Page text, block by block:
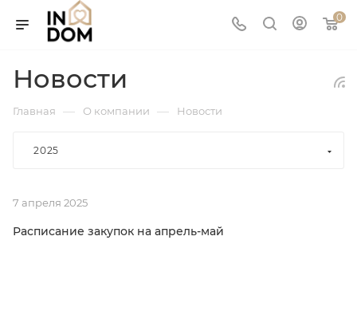
0
Новости
Главная — О компании — Новости
2025
7 апреля 2025
Расписание закупок на апрель-май